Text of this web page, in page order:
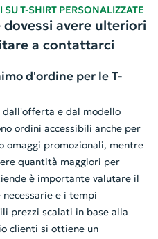
T-SHIRT PERSONALIZZATE
avere ulteriori
a contattarci
d'ordine per le T-
e dal modello
ordini accessibili anche per
promozionali, mentre
quantità maggiori per
è importante valutare il
e i tempi
prezzi scalati in base alla
clienti si ottiene un